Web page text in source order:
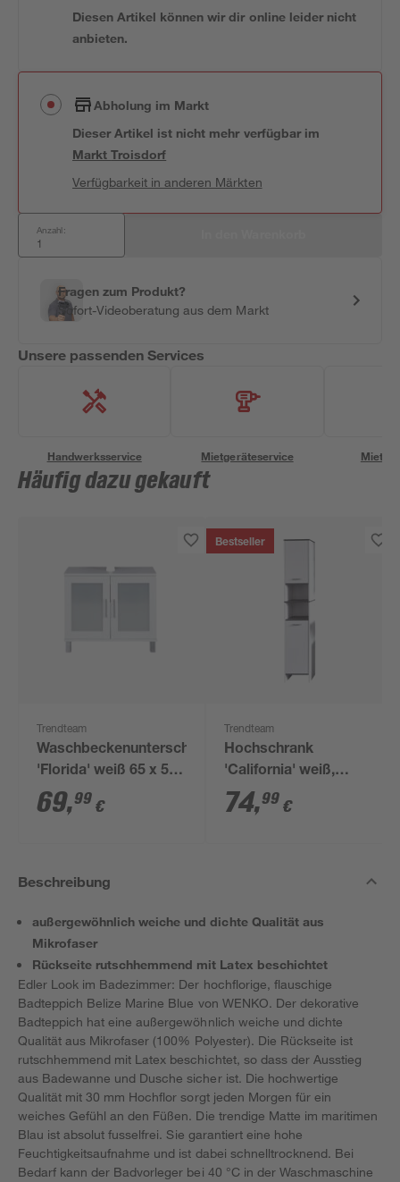
Diesen Artikel können wir dir online leider nicht
anbieten.
Abholung im Markt
Dieser Artikel ist nicht mehr verfügbar im
MarktTroisdorf
Verfügbarkeit in anderen Märkten
Anzahl:
Fragen zum Produkt?
Sofort-Videoberatung aus dem Markt
Unsere passenden Services
Handwerksservice Mietgeräteservice
Häufig dazu gekauft
Trendteam
Waschbeckenunterschrank
'Florida' weiß 65 x 56
x 33 cm
69,99 €
Bestseller
Trendteam
Hochschrank
'California' weiß,
silbern 32 x 180 x 28
cm
74,99 €
Beschreibung
außergewöhnlich weiche und dichte Qualität aus
Mikrofaser
Rückseite rutschhemmend mit Latex beschichtet
Edler Look im Badezimmer: Der hochflorige, flauschige
Badteppich Belize Marine Blue von WENKO. Der dekorative
Badteppich hat eine außergewöhnlich weiche und dichte
Qualität aus Mikrofaser (100% Polyester). Die Rückseite ist
rutschhemmend mit Latex beschichtet, so dass der Ausstieg
aus Badewanne und Dusche sicher ist. Die hochwertige
Qualität mit 30 mm Hochflor sorgt jeden Morgen für ein
weiches Gefühl an den Füßen. Die trendige Matte im maritimen
Blau ist absolut fusselfrei. Sie garantiert eine hohe
Feuchtigkeitsaufnahme und ist dabei schnelltrocknend. Bei
Bedarf kann der Badvorleger bei 40 °C in der Waschmaschine